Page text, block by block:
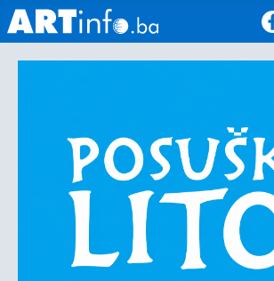
Sport
Kultura
Crna